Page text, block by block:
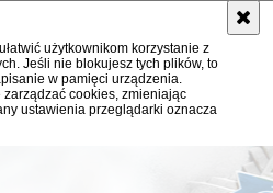
użytkownikom korzystanie z
Jeśli nie blokujesz tych plików, to
w pamięci urządzenia.
cookies, zmieniając
ustawienia przeglądarki oznacza